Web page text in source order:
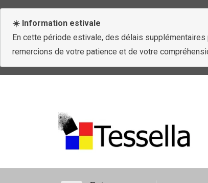
☀️ Information estivale
En cette période estivale, des délais
remercions de votre patience et de votre